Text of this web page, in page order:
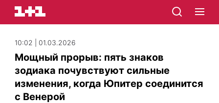
10:02 | 01.03.2026
Мощный прорыв: пять знаков
зодиака почувствуют сильные
изменения, когда Юпитер соединится
с Венерой